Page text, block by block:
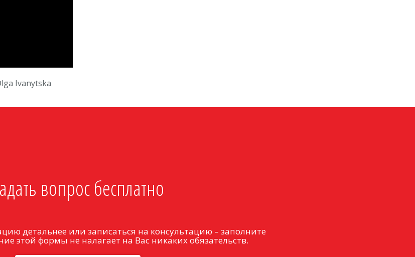
Ivanytska
вопрос бесплатно
детальнее или записаться на консультацию – заполните
этой формы не налагает на Вас никаких обязательств.